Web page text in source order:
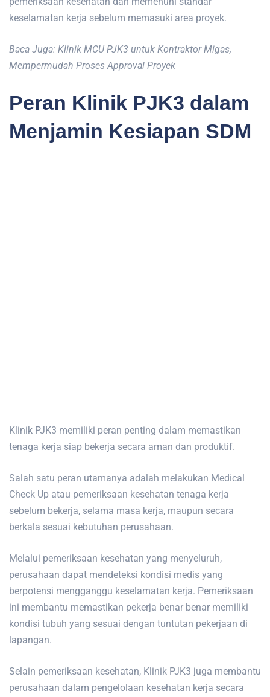
keselamatan kerja sebelum memasuki area proyek.
Baca Juga: Klinik MCU PJK3 untuk Kontraktor Migas,
Mempermudah Proses Approval Proyek
Peran Klinik PJK3 dalam
Menjamin Kesiapan SDM
Klinik PJK3 memiliki peran penting dalam memastikan
tenaga kerja siap bekerja secara aman dan produktif.
Salah satu peran utamanya adalah melakukan Medical
Check Up atau pemeriksaan kesehatan tenaga kerja
sebelum bekerja, selama masa kerja, maupun secara
berkala sesuai kebutuhan perusahaan.
Melalui pemeriksaan kesehatan yang menyeluruh,
perusahaan dapat mendeteksi kondisi medis yang
berpotensi mengganggu keselamatan kerja. Pemeriksaan
ini membantu memastikan pekerja benar benar memiliki
kondisi tubuh yang sesuai dengan tuntutan pekerjaan di
lapangan.
Selain pemeriksaan kesehatan, Klinik PJK3 juga membantu
perusahaan dalam pengelolaan kesehatan kerja secara